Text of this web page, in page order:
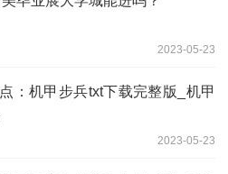
2023-05-23
：机甲步兵txt下载完整版_机甲
2023-05-23